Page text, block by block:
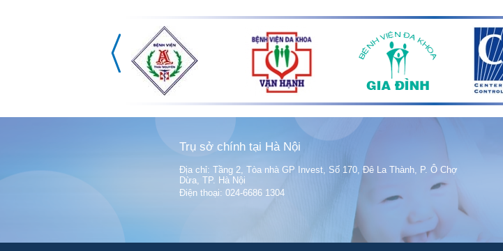
Trụ sở chính tại Hà Nội
Địa chỉ: Tầng 2, Tòa nhà GP Invest, Số 170, Đê La Thành, P. Ô Chợ
Dừa, TP. Hà Nội
Điện thoại: 024-6686 1304